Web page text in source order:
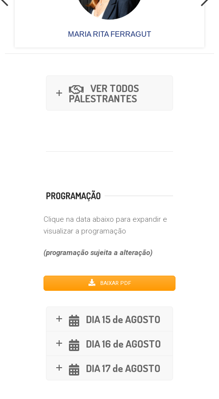
MARIA RITA FERRAGUT
VER TODOS
PALESTRANTES
PROGRAMAÇÃO
Clique na data abaixo para expandir e
visualizar a programação
(programação sujeita a alteração)
BAIXAR PDF
DIA 15 de AGOSTO
DIA 16 de AGOSTO
DIA 17 de AGOSTO